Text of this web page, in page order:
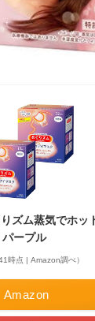
りズム蒸気でホッ
ープル
時点 | Amazon調べ）
Amazon